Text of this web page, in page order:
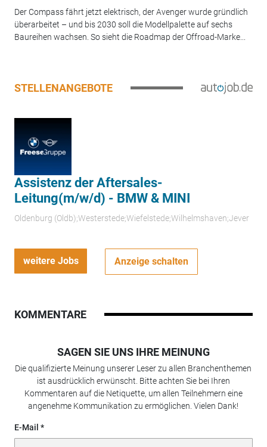
Der Compass fährt jetzt elektrisch, der Avenger wurde gründlich
überarbeitet – und bis 2030 soll die Modellpalette auf sechs
Baureihen wachsen. So sieht die Roadmap der Offroad-Marke...
STELLENANGEBOTE
Assistenz der Aftersales-
Leitung(m/w/d) - BMW & MINI
Oldenburg (Oldb);Westerstede;Wiefelstede;Wilhelmshaven;Jever
weitere Jobs Anzeige schalten
KOMMENTARE
SAGEN SIE UNS IHRE MEINUNG
Die qualifizierte Meinung unserer Leser zu allen Branchenthemen
ist ausdrücklich erwünscht. Bitte achten Sie bei Ihren
Kommentaren auf die Netiquette, um allen Teilnehmern eine
angenehme Kommunikation zu ermöglichen. Vielen Dank!
E-Mail